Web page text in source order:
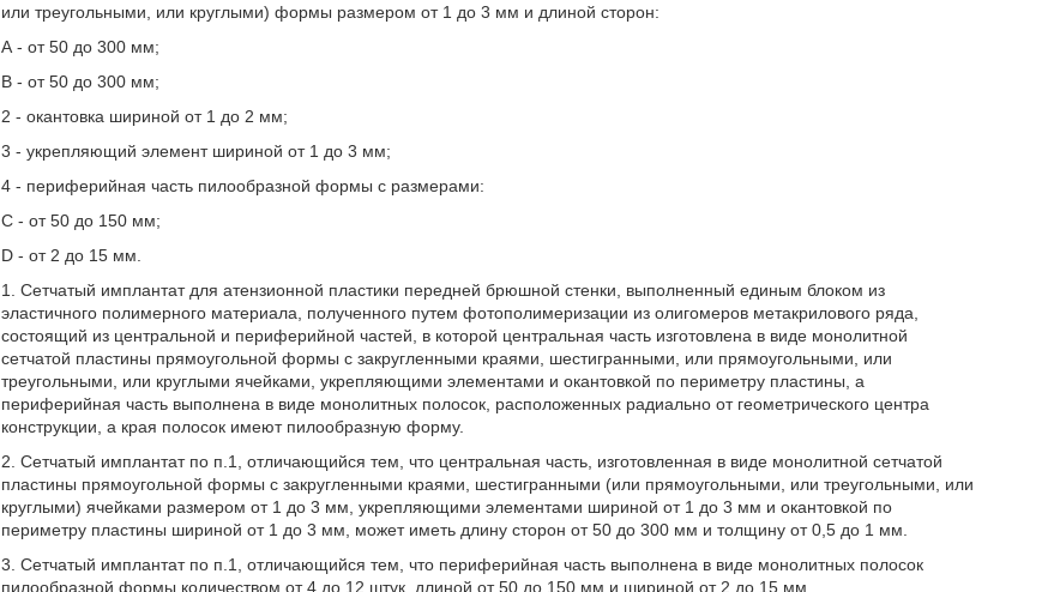
или треугольными, или круглыми) формы размером от 1 до 3 мм и длиной сторон:
А - от 50 до 300 мм;
В - от 50 до 300 мм;
2 - окантовка шириной от 1 до 2 мм;
3 - укрепляющий элемент шириной от 1 до 3 мм;
4 - периферийная часть пилообразной формы с размерами:
С - от 50 до 150 мм;
D - от 2 до 15 мм.
1. Сетчатый имплантат для атензионной пластики передней брюшной стенки, выполненный единым блоком из
эластичного полимерного материала, полученного путем фотополимеризации из олигомеров метакрилового ряда,
состоящий из центральной и периферийной частей, в которой центральная часть изготовлена в виде монолитной
сетчатой пластины прямоугольной формы с закругленными краями, шестигранными, или прямоугольными, или
треугольными, или круглыми ячейками, укрепляющими элементами и окантовкой по периметру пластины, а
периферийная часть выполнена в виде монолитных полосок, расположенных радиально от геометрического центра
конструкции, а края полосок имеют пилообразную форму.
2. Сетчатый имплантат по п.1, отличающийся тем, что центральная часть, изготовленная в виде монолитной сетчатой
пластины прямоугольной формы с закругленными краями, шестигранными (или прямоугольными, или треугольными, или
круглыми) ячейками размером от 1 до 3 мм, укрепляющими элементами шириной от 1 до 3 мм и окантовкой по
периметру пластины шириной от 1 до 3 мм, может иметь длину сторон от 50 до 300 мм и толщину от 0,5 до 1 мм.
3. Сетчатый имплантат по п.1, отличающийся тем, что периферийная часть выполнена в виде монолитных полосок
пилообразной формы количеством от 4 до 12 штук, длиной от 50 до 150 мм и шириной от 2 до 15 мм.